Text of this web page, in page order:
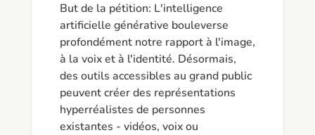
But de la pétition: L'intelligence
artificielle générative bouleverse
profondément notre rapport à l'image,
à la voix et à l'identité. Désormais,
des outils accessibles au grand public
peuvent créer des représentations
hyperréalistes de personnes
existantes - vidéos, voix ou